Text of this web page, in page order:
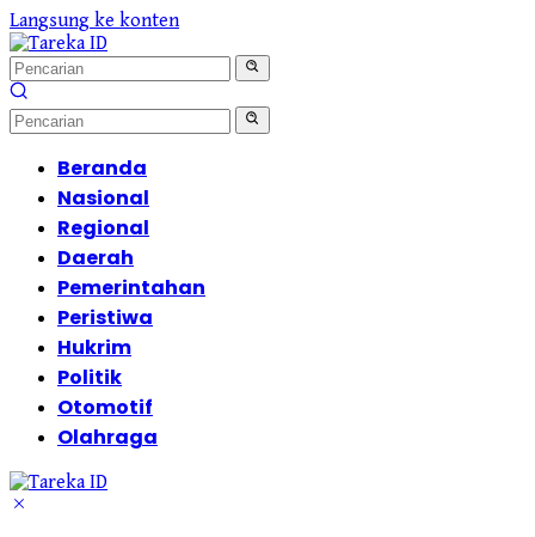
Langsung ke konten
Beranda
Nasional
Regional
Daerah
Pemerintahan
Peristiwa
Hukrim
Politik
Otomotif
Olahraga